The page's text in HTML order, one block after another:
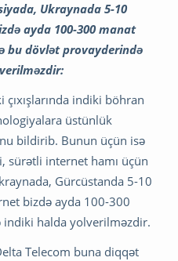
Ukraynada 5-10
ayda 100-300 manat
bu dövlət provayderində
çıxışlarında indiki böhran
üstünlük
bildirib. Bunun üçün isə
sürətli internet hamı üçün
Gürcüstanda 5-10
bizdə ayda 100-300
indiki halda yolverilməzdir.
Telecom buna diqqət